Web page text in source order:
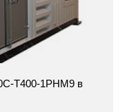
Т400-1РНМ9 в